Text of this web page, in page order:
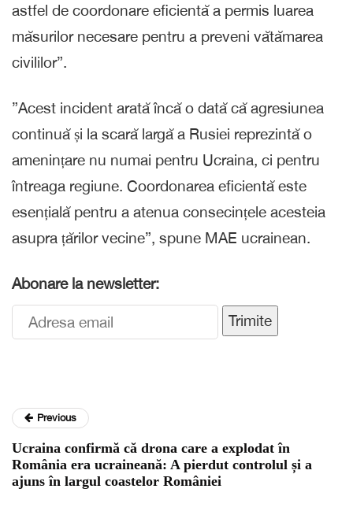
astfel de coordonare eficientă a permis luarea
măsurilor necesare pentru a preveni vătămarea
civililor”.
”Acest incident arată încă o dată că agresiunea
continuă și la scară largă a Rusiei reprezintă o
amenințare nu numai pentru Ucraina, ci pentru
întreaga regiune. Coordonarea eficientă este
esențială pentru a atenua consecințele acesteia
asupra țărilor vecine”, spune MAE ucrainean.
Abonare la newsletter:
Trimite
Previous
Ucraina confirmă că drona care a explodat în
România era ucraineană: A pierdut controlul și a
ajuns în largul coastelor României